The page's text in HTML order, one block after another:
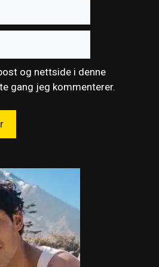
og nettside i denne
gang jeg kommenterer.